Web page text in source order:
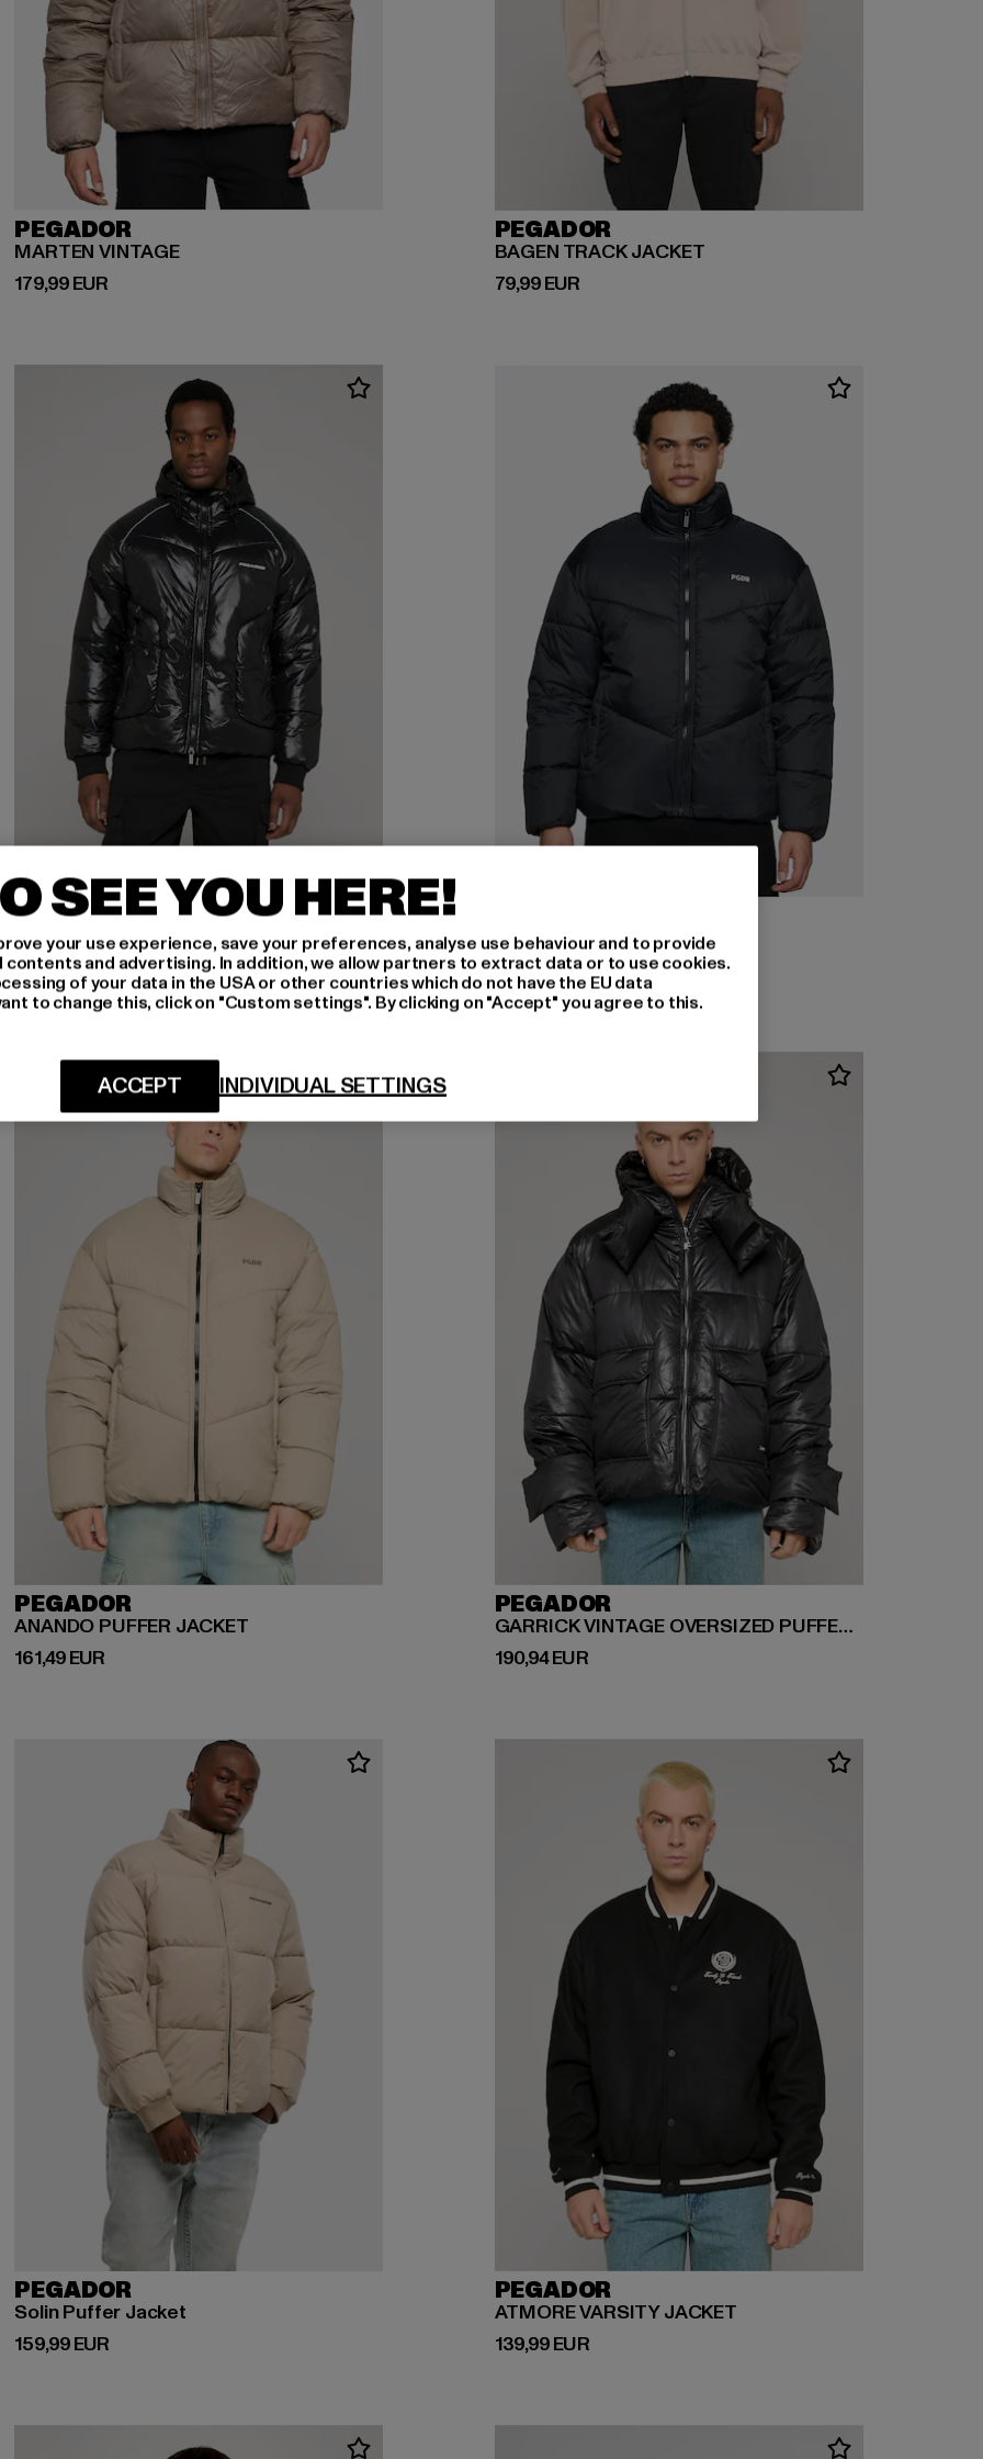
PEGADOR
MARTEN VINTAGE
179,99 EUR
Derzeitiger Preis: 179,99 EUR
PEGADOR
BAGEN TRACK JACKET
79,99 EUR
Derzeitiger Preis: 79,99 EUR
PEGADOR
TOBY RAGLAN
180,99 EUR
Derzeitiger Preis: 180,99 EUR
ANANDO PUFFER JACKET
168,29 EUR
Derzeitiger Preis: 168,29 EUR
PEGADOR
ANANDO PUFFER JACKET
161,49 EUR
Derzeitiger Preis: 161,49 EUR
PEGADOR
GARRICK VINTAGE OVERSIZED PUFFER JACKET
190,94 EUR
Derzeitiger Preis: 190,94 EUR
PEGADOR
Solin Puffer Jacket
159,99 EUR
Derzeitiger Preis: 159,99 EUR
PEGADOR
ATMORE VARSITY JACKET
139,99 EUR
Derzeitiger Preis: 139,99 EUR
SEE YOU HERE!
your use experience, save your preferences, analyse use behaviour and to provide
and advertising. In addition, we allow partners to extract data or to use cookies.
of your data in the USA or other countries which do not have the EU data
to change this, click on "Custom settings". By clicking on "Accept" you agree to this.
INDIVIDUAL SETTINGS
ACCEPT